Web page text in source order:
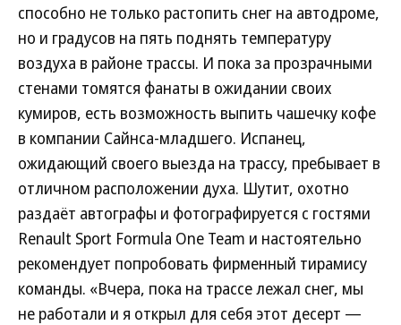
способно не только растопить снег на автодроме,
но и градусов на пять поднять температуру
воздуха в районе трассы. И пока за прозрачными
стенами томятся фанаты в ожидании своих
кумиров, есть возможность выпить чашечку кофе
в компании Сайнса-младшего. Испанец,
ожидающий своего выезда на трассу, пребывает в
отличном расположении духа. Шутит, охотно
раздаёт автографы и фотографируется с гостями
Renault Sport Formula One Team и настоятельно
рекомендует попробовать фирменный тирамису
команды. «Вчера, пока на трассе лежал снег, мы
не работали и я открыл для себя этот десерт —